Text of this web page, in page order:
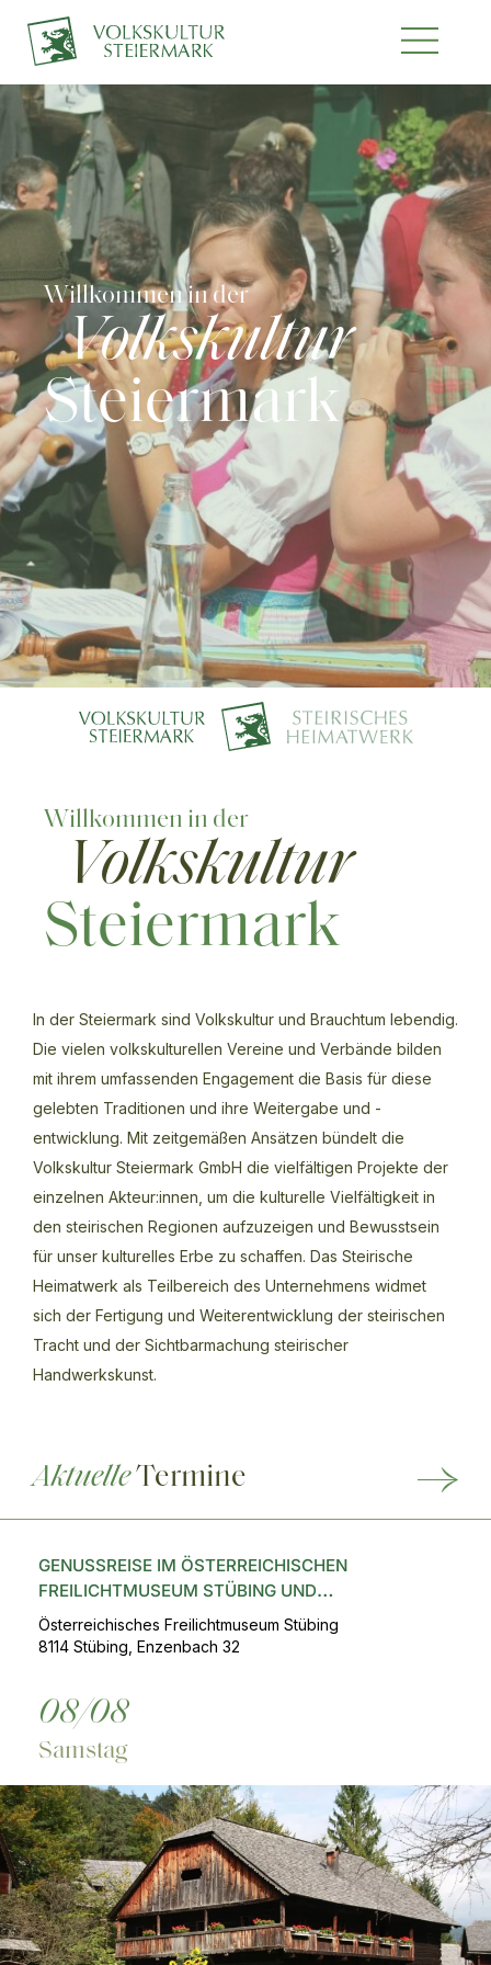
Willkommen in der
Volkskultur
Steiermark
Willkommen in der
Volkskultur
Steiermark
In der Steiermark sind Volkskultur und Brauchtum lebendig.
Die vielen volkskulturellen Vereine und Verbände bilden
mit ihrem umfassenden Engagement die Basis für diese
gelebten Traditionen und ihre Weitergabe und -
entwicklung. Mit zeitgemäßen Ansätzen bündelt die
Volkskultur Steiermark GmbH die vielfältigen Projekte der
einzelnen Akteur:innen, um die kulturelle Vielfältigkeit in
den steirischen Regionen aufzuzeigen und Bewusstsein
für unser kulturelles Erbe zu schaffen. Das Steirische
Heimatwerk als Teilbereich des Unternehmens widmet
sich der Fertigung und Weiterentwicklung der steirischen
Tracht und der Sichtbarmachung steirischer
Handwerkskunst.
AktuelleTermine
GENUSSREISE IM ÖSTERREICHISCHEN
FREILICHTMUSEUM STÜBING UND
SENSENWERK
Österreichisches Freilichtmuseum Stübing
8114 Stübing, Enzenbach 32
08/08
Samstag